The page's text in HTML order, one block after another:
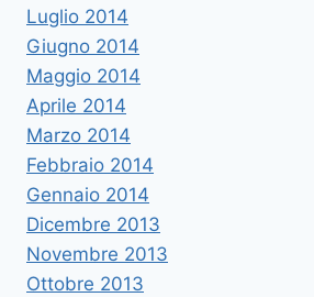
Luglio 2014
Giugno 2014
Maggio 2014
Aprile 2014
Marzo 2014
Febbraio 2014
Gennaio 2014
Dicembre 2013
Novembre 2013
Ottobre 2013